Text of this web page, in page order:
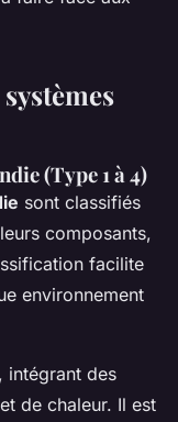
(Type 1 à 4)
sont classifiés
composants,
facilite
environnement
intégrant des
de chaleur. Il est